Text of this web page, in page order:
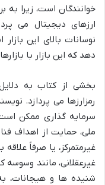
خوانندگان است، زیرا
ارزهای دیجیتال می
نوسانات بالای این
دهد که این بازار با
بخشی از کتاب به
رمزارزها می پردازد.
سرمایه گذاری ممکن
ملی، حمایت از اهداف
غیرمتمرکز، یا صرفاً
غیرعقلانی، مانند
شنیده ها و هیجانات،